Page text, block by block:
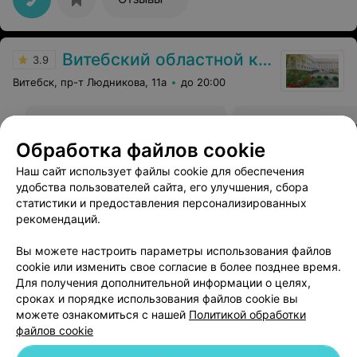
3.9 Витебский областной клинический кардиологический центр
Витебск, пр-т Людникова, 11а до 20:00
Цена по запросу
Массаж спины и
Цена по запросу
Отзыв. Записаться на платный приём к кардиологу
абсолютно невозможно. Для записи в регистратуре
выделен один день (четверг), дозвониться пытаюсь
три месяца. Для человека с кардио. патологией
специалистов.
Обработка файлов cookie
Наш сайт использует файлы cookie для обеспечения
удобства пользователей сайта, его улучшения, сбора
статистики и предоставления персонализированных
рекомендаций.
Вы можете настроить параметры использования файлов
cookie или изменить свое согласие в более позднее время.
Для получения дополнительной информации о целях,
сроках и порядке использования файлов cookie вы
можете ознакомиться с нашей Политикой обработки
файлов cookie